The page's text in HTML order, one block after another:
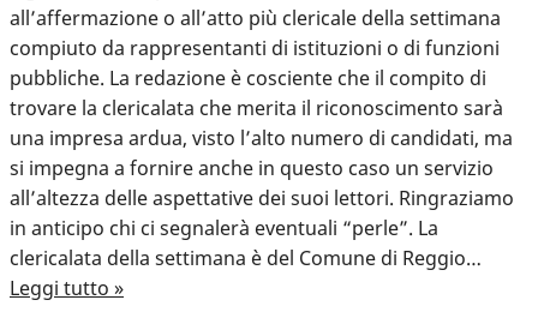
all’affermazione o all’atto più clericale della settimana
compiuto da rappresentanti di istituzioni o di funzioni
pubbliche. La redazione è cosciente che il compito di
trovare la clericalata che merita il riconoscimento sarà
una impresa ardua, visto l’alto numero di candidati, ma
si impegna a fornire anche in questo caso un servizio
all’altezza delle aspettative dei suoi lettori. Ringraziamo
in anticipo chi ci segnalerà eventuali “perle”. La
clericalata della settimana è del Comune di Reggio…
Leggi tutto »